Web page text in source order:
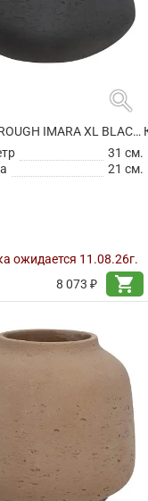
search
КАШПО ROUGH IMARA XL BLACK WASHED
31 см.
21 см.
ожидается 11.08.26г.
8 073 ₽
shopping_cart